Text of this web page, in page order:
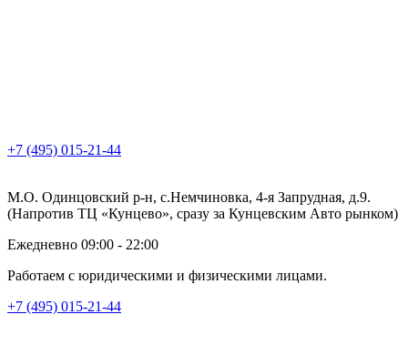
+7 (495) 015-21-44
М.О. Одинцовский р-н, с.Немчиновка, 4-я Запрудная, д.9.
(Напротив ТЦ «Кунцево», сразу за Кунцевским Авто рынком)
Ежедневно 09:00 - 22:00
Работаем с юридическими и физическими лицами.
+7 (495) 015-21-44